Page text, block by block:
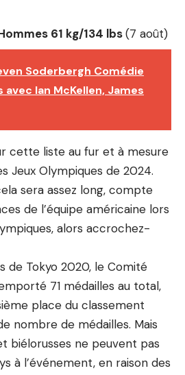
61 kg/134 lbs(7 août)
Soderbergh Comédie
Ian McKellen, James
cette liste au fur et à mesure
Jeux Olympiques de 2024.
sera assez long, compte
de l’équipe américaine lors
alors accrochez-
de Tokyo 2020, le Comité
71 médailles au total,
place du classement
nombre de médailles. Mais
biélorusses ne peuvent pas
à l’événement, en raison des